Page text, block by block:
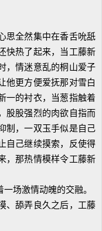
全然集中在香舌吮舐
快热了起来，当工藤新
，情迷意乱的桐山爱子
他更方便爱抚那对雪白
一的衬衣，当葱指触着
股股强烈的肉欲自指而
制，一双玉手似是自己
自己继续摸索，反使得
，那热情模样令工藤新
场激情动魄的交融。
舔弄良久之后，工藤